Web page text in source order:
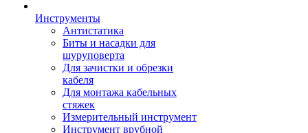
Инструменты
Антистатика
Биты и насадки для
шуруповерта
Для зачистки и обрезки
кабеля
Для монтажа кабельных
стяжек
Измерительный инструмент
Инструмент врубной